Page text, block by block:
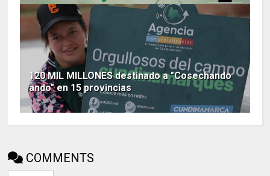
120 MIL MILLONES destinado a "Cosechando
ando" en 15 provincias
COMMENTS